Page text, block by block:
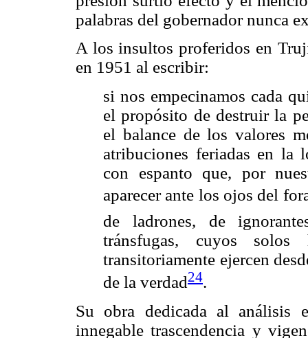
palabras del gobernador nunca
A los insultos proferidos en
en 1951 al escribir:
si nos empecinamos cada
el propósito de destruir la
el balance de los valores
atribuciones feriadas en la
con espanto que, por
aparecer ante los ojos del
de ladrones, de
tránsfugas, cuyos
transitoriamente ejercen
de la verdad24.
Su obra dedicada al análisis
innegable trascendencia y